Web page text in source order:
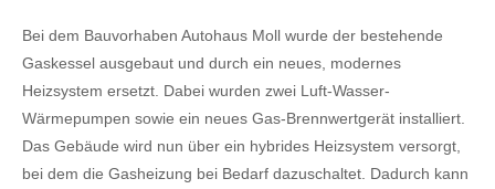
Bei dem Bauvorhaben Autohaus Moll wurde der bestehende
Gaskessel ausgebaut und durch ein neues, modernes
Heizsystem ersetzt. Dabei wurden zwei Luft-Wasser-
Wärmepumpen sowie ein neues Gas-Brennwertgerät installiert.
Das Gebäude wird nun über ein hybrides Heizsystem versorgt,
bei dem die Gasheizung bei Bedarf dazuschaltet. Dadurch kann